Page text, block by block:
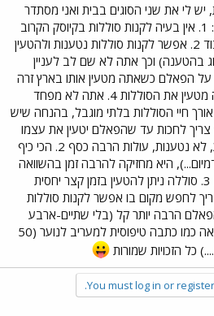
יש לי את שני הסוגים בבית ואני מסתדר
לא רע עם שניהם יתרונות: 1. אין בעיה לקנות סוללות בקיוסק הקרוב
והנה הפאלם התחיל לעבוד 2. אפשר לקנות סוללות נטענות ולהטעין
בהטענה) וכך אתה לא שם לב לעניין
על הפאלם כשאתה מטעין אותו בארץ זרה
(הבדלי המתחים), כי אתה מטעין את הסוללות 4. אתה לא מפחד
תלך לעולמה 5. אורך חיי הסוללות בלתי מוגבל, בהנחה שיש
לחכות עד שהפאלם יטעין את עצמו
חסרונות 1. סוללות אצבע, לא נטענות, עולות הרבה כסף 2. הכי כיף
היא מחזיקה להרבה זמן בהשוואה
לסוללות בדגמים מסוימים 3. סוללה ניתן להטעין בזמן קצר יחסית
4. אינך צריך לחפש מקום בו אפשר לקנות סוללות
נגמרות 5. הפאלם הרבה יותר קל (בלי שתיים-ארבע
סוללות אצבע) וואו, זה נראה כמו כתבה טיפוסית למעריב לנוער (50
כל הזכויות שמורות
You must log in or